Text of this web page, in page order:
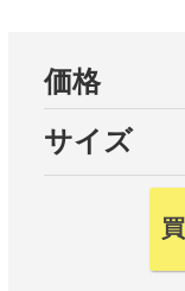
価格
サイズ